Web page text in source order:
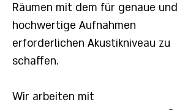
Räumen mit dem für genaue und
hochwertige Aufnahmen
erforderlichen Akustikniveau zu
schaffen.
Wir arbeiten mit